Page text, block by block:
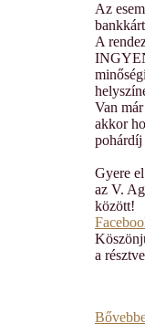
Az
A
Van
akkor
Gyere
az V.
között!
a